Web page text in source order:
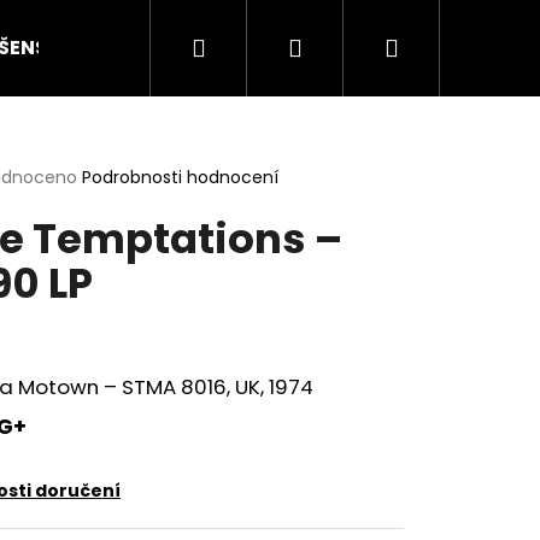
HODNOCENÍ STAVU O NÁS
Hledat PřihlášeníNákupní
Podrobnosti hodnocení
Temptations –
LP
Motown – STMA 8016, UK, 1974
doručení